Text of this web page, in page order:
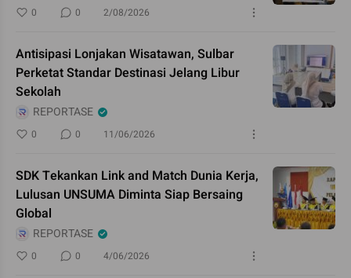
0 0 2/08/2026
Antisipasi Lonjakan Wisatawan, Sulbar
Perketat Standar Destinasi Jelang Libur
Sekolah
REPORTASE
0 0 11/06/2026
SDK Tekankan Link and Match Dunia Kerja,
Lulusan UNSUMA Diminta Siap Bersaing
Global
REPORTASE
0 0 4/06/2026